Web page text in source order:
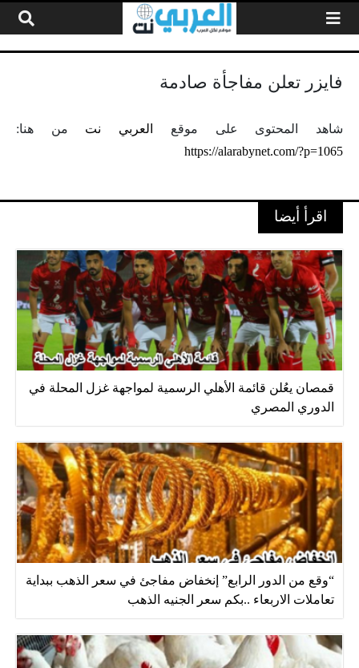
فايزر تعلن مفاجأة صادمة
شاهد المحتوى على موقع العربي نت من هنا:
https://alarabynet.com/?p=1065
اقرأ أيضا
قمصان يعُلن قائمة الأهلي الرسمية لمواجهة غزل المحلة في
الدوري المصري
“وقع من الدور الرابع” إنخفاض مفاجئ في سعر الذهب ببداية
تعاملات الاربعاء ..بكم سعر الجنيه الذهب